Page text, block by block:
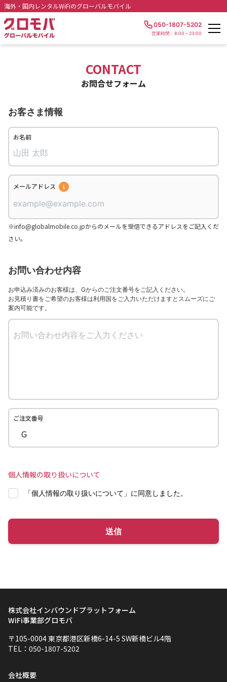
海外・国内レンタルWiFiのグローバルモバイル
050-1807-5202
営業時間：8:00～23:00
CONTACT
お問合せフォーム
お客さま情報
お名前
メールアドレス
※info@globalmobile.co.jpからのメールを受信できるアドレスをご記入くだ
さい。
お問い合わせ内容
お申込み済みのお客様は、Gからのご注文番号をご記入ください。
お見積り書をご希望のお客様は利用国をご入力いただけますとスムーズにご
案内可能です。
ご注文番号
G
個人情報の取り扱いについて
「個人情報の取り扱いについて」に同意しました。
送信
株式会社インバウンドプラットフォーム
WiFi事業部グロモバ
〒105-0004 東京都港区新橋6-14-5 SW新橋ビル4階
TEL：050-1807-5202
会社概要